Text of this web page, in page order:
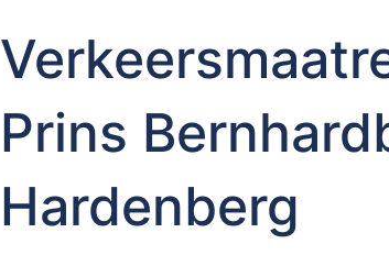
Prins
Hardenberg